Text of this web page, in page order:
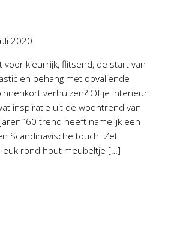
2020
voor kleurrijk, flitsend, de start van
en behang met opvallende
verhuizen? Of je interieur
inspiratie uit de woontrend van
´60 trend heeft namelijk een
Scandinavische touch. Zet
rond hout meubeltje […]